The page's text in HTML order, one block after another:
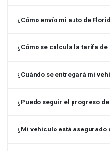
¿Cómo envío mi auto de
¿Cómo se calcula la tarifa de
¿Cuándo se entregará mi
¿Puedo seguir el progreso
¿Mi vehículo está asegurado